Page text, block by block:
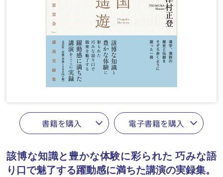
書籍を購入 電子書籍を購入
該博な知識と豊かな体験に彩られた 巧みな語
り口で魅了する躍動感に満ちた講演の実録集。